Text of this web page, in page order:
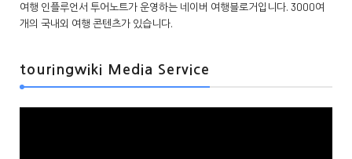
여행 인플루언서 투어노트가 운영하는 네이버 여행블로거입니다. 3000여
개의 국내외 여행 콘텐츠가 있습니다.
touringwiki Media Service